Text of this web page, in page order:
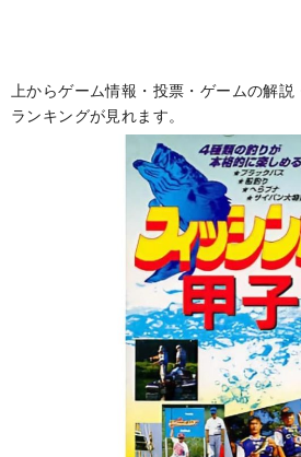
上からゲーム情報・投票・ゲームの解
ランキングが見れます。